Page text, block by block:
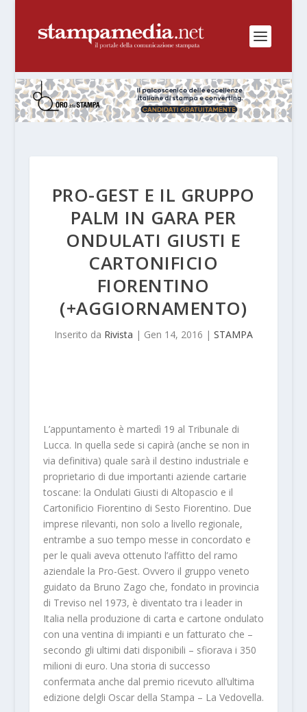
PRO-GEST E IL GRUPPO
PALM IN GARA PER
ONDULATI GIUSTI E
CARTONIFICIO
FIORENTINO
(+AGGIORNAMENTO)
Inserito da Rivista | Gen 14, 2016 | STAMPA
L’appuntamento è martedì 19 al Tribunale di
Lucca. In quella sede si capirà (anche se non in
via definitiva) quale sarà il destino industriale e
proprietario di due importanti aziende cartarie
toscane: la Ondulati Giusti di Altopascio e il
Cartonificio Fiorentino di Sesto Fiorentino. Due
imprese rilevanti, non solo a livello regionale,
entrambe a suo tempo messe in concordato e
per le quali aveva ottenuto l’affitto del ramo
aziendale la Pro-Gest. Ovvero il gruppo veneto
guidato da Bruno Zago che, fondato in provincia
di Treviso nel 1973, è diventato tra i leader in
Italia nella produzione di carta e cartone ondulato
con una ventina di impianti e un fatturato che –
secondo gli ultimi dati disponibili – sfiorava i 350
milioni di euro. Una storia di successo
confermata anche dal premio ricevuto all’ultima
edizione delgli Oscar della Stampa – La Vedovella.